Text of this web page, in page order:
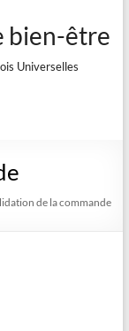
bien-être
Universelles
de la commande